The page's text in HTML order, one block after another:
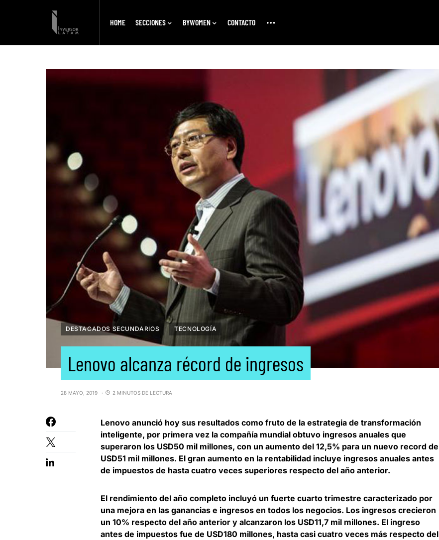
HOME SECCIONES BYWOMEN CONTACTO
DESTACADOS SECUNDARIOS TECNOLOGÍA
Lenovo alcanza récord de ingresos
28 MAYO, 2019 2 MINUTOS DE LECTURA
Lenovo anunció hoy sus resultados como fruto de la estrategia de transformación
inteligente, por primera vez la compañía mundial obtuvo ingresos anuales que
superaron los USD50 mil millones, con un aumento del 12,5% para un nuevo record de
USD51 mil millones. El gran aumento en la rentabilidad incluye ingresos anuales antes
de impuestos de hasta cuatro veces superiores respecto del año anterior.
El rendimiento del año completo incluyó un fuerte cuarto trimestre caracterizado por
una mejora en las ganancias e ingresos en todos los negocios. Los ingresos crecieron
un 10% respecto del año anterior y alcanzaron los USD11,7 mil millones. El ingreso
antes de impuestos fue de USD180 millones, hasta casi cuatro veces más respecto del